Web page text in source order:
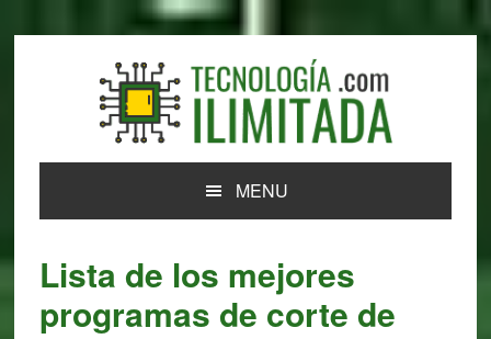
MENU
Lista de los mejores
programas de corte de